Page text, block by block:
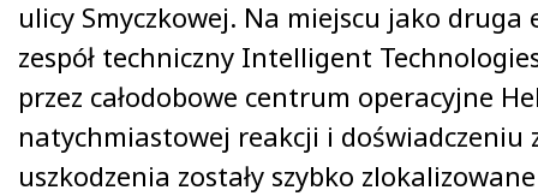
ulicy Smyczkowej. Na miejscu jako druga
zespół techniczny Intelligent
przez całodobowe centrum operacyjne
natychmiastowej reakcji i doświadczeniu
uszkodzenia zostały szybko